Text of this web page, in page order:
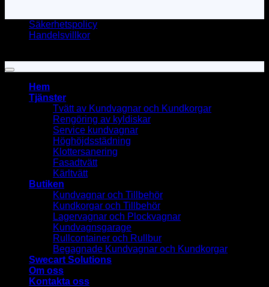
Säkerhetspolicy
Handelsvillkor
Hem
Tjänster
Tvätt av Kundvagnar och Kundkorgar
Rengöring av kyldiskar
Service kundvagnar
Höghöjdsstädning
Klottersanering
Fasadtvätt
Kärltvätt
Butiken
Kundvagnar och Tillbehör
Kundkorgar och Tillbehör
Lagervagnar och Plockvagnar
Kundvagnsgarage
Rullcontainer och Rullbur
Begagnade Kundvagnar och Kundkorgar
Swecart Solutions
Om oss
Kontakta oss